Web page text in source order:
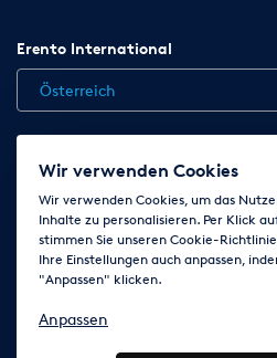
Erento International
Österreich
Jobs Kontakt News
AGB
Impressum
Folge uns
Wir verwenden Cookies
Wir verwenden Cookies, um das
Inhalte zu personalisieren. Per Klick
stimmen Sie unseren Cookie-
Ihre Einstellungen auch anpassen,
"Anpassen" klicken.
Anpassen